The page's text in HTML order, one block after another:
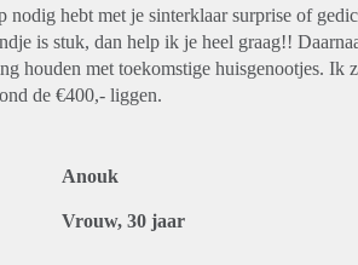
hebt met je sinterklaar surprise of
is stuk, dan help ik je heel graag!!
houden met toekomstige huisgenootjes. Ik
de €400,- liggen.
Anouk
Vrouw, 30 jaar